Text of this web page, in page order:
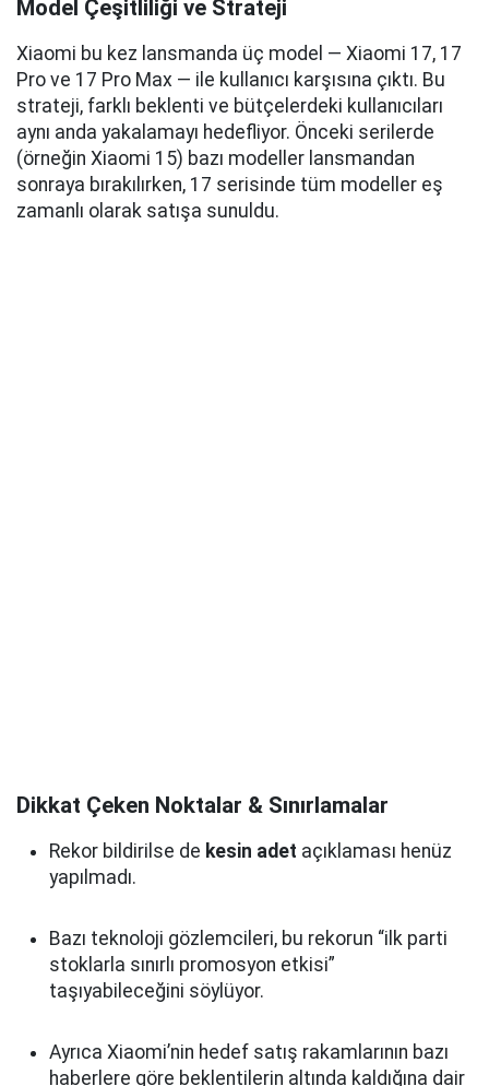
Model Çeşitliliği ve Strateji
Xiaomi bu kez lansmanda üç model — Xiaomi 17, 17
Pro ve 17 Pro Max — ile kullanıcı karşısına çıktı. Bu
strateji, farklı beklenti ve bütçelerdeki kullanıcıları
aynı anda yakalamayı hedefliyor. Önceki serilerde
(örneğin Xiaomi 15) bazı modeller lansmandan
sonraya bırakılırken, 17 serisinde tüm modeller eş
zamanlı olarak satışa sunuldu.
Dikkat Çeken Noktalar & Sınırlamalar
Rekor bildirilse de kesin adet açıklaması henüz
yapılmadı.
Bazı teknoloji gözlemcileri, bu rekorun “ilk parti
stoklarla sınırlı promosyon etkisi”
taşıyabileceğini söylüyor.
Ayrıca Xiaomi’nin hedef satış rakamlarının bazı
haberlere göre beklentilerin altında kaldığına dair